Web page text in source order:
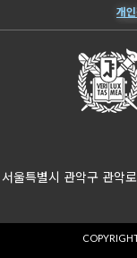
개
서울특별시 관악구 관